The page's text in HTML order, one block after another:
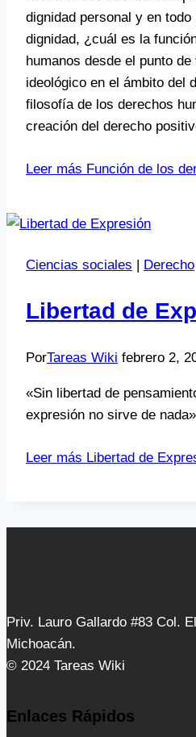
dignidad personal y en
dignidad, ¿cuál es la
humanos desde el punto
ideológico en el ámbito del
filosofía de los derechos
creación del derecho
Leer más Función de los
Ciencias sociales | Derecho
Libertad de
PorTareas Wiki febrero 2,
«Sin libertad de
expresión no sirve de
Leer más Libertad de
Priv. Lauro Gallardo #83 Col.
Michoacán.
© 2024 Tareas Wiki
Enlaces Rápidos